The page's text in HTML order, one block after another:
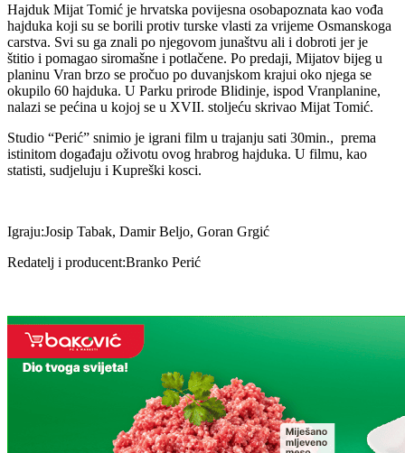
Hajduk Mijat Tomić je hrvatska povijesna osobapoznata kao vođa
hajduka koji su se borili protiv turske vlasti za vrijeme Osmanskoga
carstva. Svi su ga znali po njegovom junaštvu ali i dobroti jer je
štitio i pomagao siromašne i potlačene. Po predaji, Mijatov bijeg u
planinu Vran brzo se pročuo po duvanjskom krajui oko njega se
okupilo 60 hajduka. U Parku prirode Blidinje, ispod Vranplanine,
nalazi se pećina u kojoj se u XVII. stoljeću skrivao Mijat Tomić.
Studio “Perić” snimio je igrani film u trajanju sati 30min., prema
istinitom događaju oživotu ovog hrabrog hajduka. U filmu, kao
statisti, sudjeluju i Kupreški kosci.
Igraju:Josip Tabak, Damir Beljo, Goran Grgić
Redatelj i producent:Branko Perić